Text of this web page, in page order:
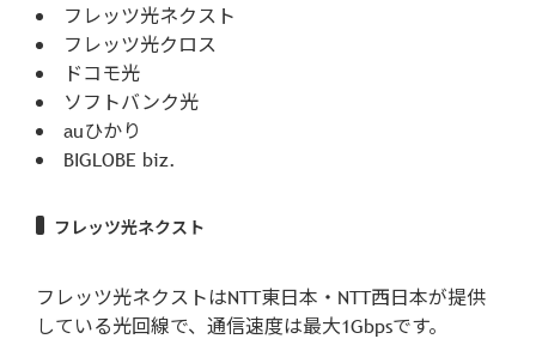
フレッツ光ネクスト
フレッツ光クロス
ドコモ光
ソフトバンク光
auひかり
BIGLOBE biz.
フレッツ光ネクスト
フレッツ光ネクストはNTT東日本・NTT西日本が提供
している光回線で、通信速度は最大1Gbpsです。